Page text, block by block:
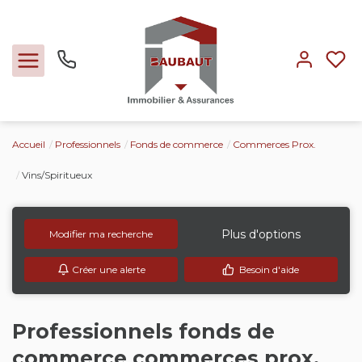
Ventes
Locations
Expertise
Nos métiers
L'agence
Accueil Professionnels Fonds de commerce Commerces Prox.
Vins/Spiritueux
Modifier ma recherche Plus d'options
Créer une alerte Besoin d'aide
Professionnels fonds de